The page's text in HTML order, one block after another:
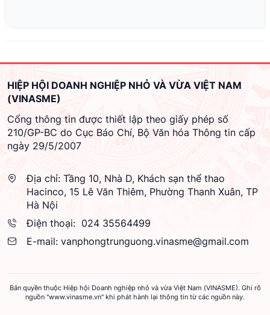
HIỆP HỘI DOANH NGHIỆP NHỎ VÀ VỪA VIỆT NAM
(VINASME)
Cổng thông tin được thiết lập theo giấy phép số
210/GP-BC do Cục Báo Chí, Bộ Văn hóa Thông tin cấp
ngày 29/5/2007
Địa chỉ: Tầng 10, Nhà D, Khách sạn thể thao
Hacinco, 15 Lê Văn Thiêm, Phường Thanh Xuân, TP
Hà Nội
Điện thoại: 024 35564499
E-mail: vanphongtrunguong.vinasme@gmail.com
Bản quyền thuộc Hiệp hội Doanh nghiệp nhỏ và vừa Việt Nam (VINASME). Ghi rõ
nguồn "www.vinasme.vn" khi phát hành lại thông tin từ các nguồn này.